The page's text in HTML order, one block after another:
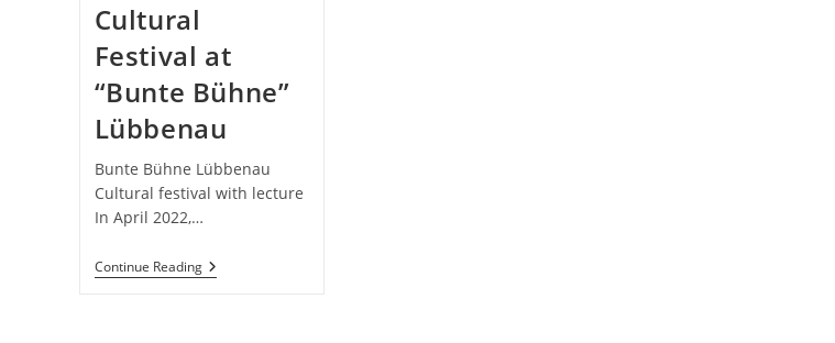
Cultural
Festival at
“Bunte Bühne”
Lübbenau
Bunte Bühne Lübbenau
Cultural festival with lecture
In April 2022,…
Continue ReadingCultural
Festival